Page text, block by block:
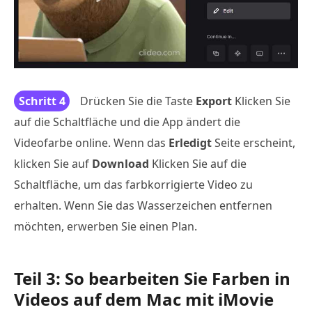
Schritt 4 Drücken Sie die Taste Export Klicken Sie
auf die Schaltfläche und die App ändert die
Videofarbe online. Wenn das ErledigtSeite erscheint,
klicken Sie auf Download Klicken Sie auf die
Schaltfläche, um das farbkorrigierte Video zu
erhalten. Wenn Sie das Wasserzeichen entfernen
möchten, erwerben Sie einen Plan.
Teil 3: So bearbeiten Sie Farben in
Videos auf dem Mac mit iMovie